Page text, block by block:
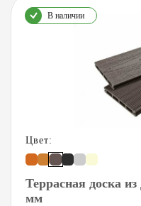
В наличии
Цвет:
Террасная доска
мм